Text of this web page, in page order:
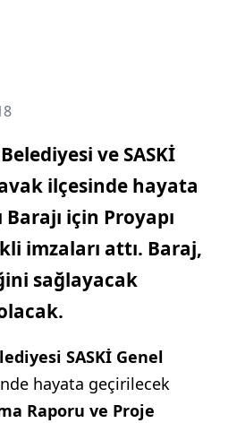
ve SASKİ
ilçesinde hayata
Barajı için Proyapı
imzaları attı. Baraj,
sağlayacak
SASKİ Genel
hayata geçirilecek
Raporu ve Proje